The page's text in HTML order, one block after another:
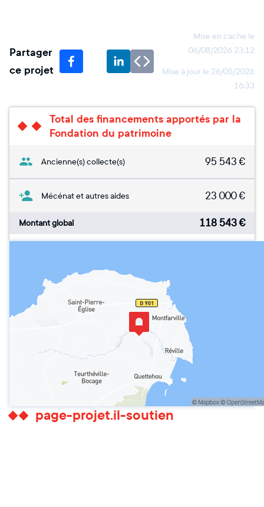
Partager
ce projet
Mise en cache le
06/08/2026 23:12
Mise à jour le 26/05/2026
16:33
Total des financements apportés par la
Fondation du patrimoine
Ancienne(s) collecte(s) 95 543 €
Mécénat et autres aides 23 000€
Montant global 118 543€
page-projet.il-soutien